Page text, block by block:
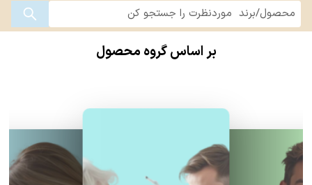
بر اساس گروه محصول